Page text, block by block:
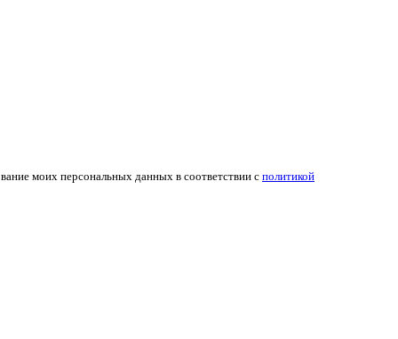
моих персональных данных в соответствии с политикой